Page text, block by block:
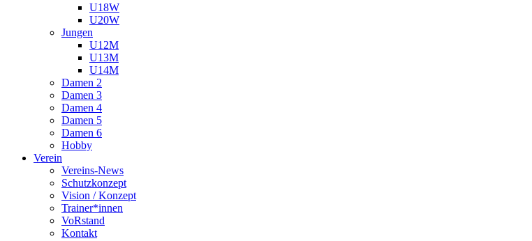
U18W
U20W
Jungen
U12M
U13M
U14M
Damen 2
Damen 3
Damen 4
Damen 5
Damen 6
Hobby
Verein
Vereins-News
Schutzkonzept
Vision / Konzept
Trainer*innen
VoRstand
Kontakt